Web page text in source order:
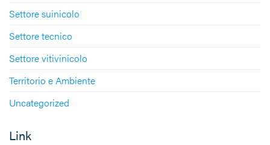
Settore suinicolo
Settore tecnico
Settore vitivinicolo
Territorio e Ambiente
Uncategorized
Link